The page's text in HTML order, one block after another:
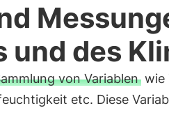
und des
von Variablenwie
etc. Diese